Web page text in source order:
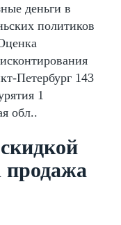
деньги в
политиков
Петербург 143
1
обл..
продажа